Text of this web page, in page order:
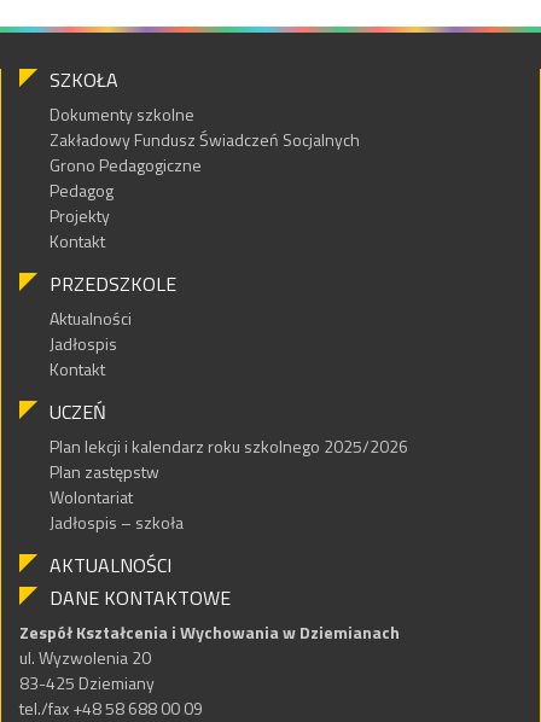
SZKOŁA
Dokumenty szkolne
Zakładowy Fundusz Świadczeń Socjalnych
Grono Pedagogiczne
Pedagog
Projekty
Kontakt
PRZEDSZKOLE
Aktualności
Jadłospis
Kontakt
UCZEŃ
Plan lekcji i kalendarz roku szkolnego 2025/2026
Plan zastępstw
Wolontariat
Jadłospis – szkoła
AKTUALNOŚCI
DANE KONTAKTOWE
Zespół Kształcenia i Wychowania w Dziemianach
ul. Wyzwolenia 20
83-425 Dziemiany
tel./fax +48 58 688 00 09